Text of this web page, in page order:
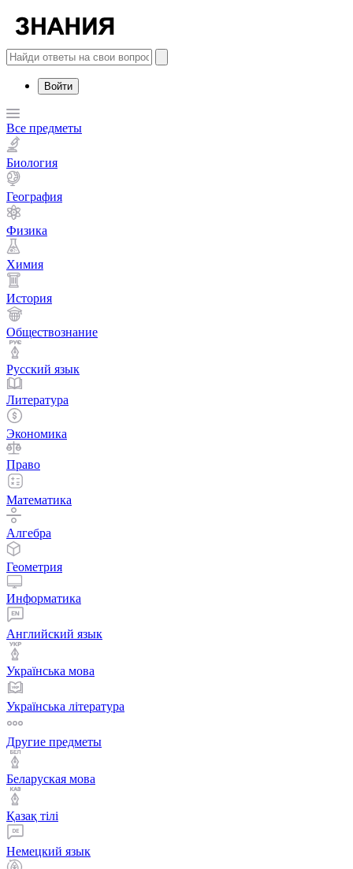
Войти
Все предметы
Биология
География
Физика
Химия
История
Обществознание
Русский язык
Литература
Экономика
Право
Математика
Алгебра
Геометрия
Информатика
Английский язык
Українська мова
Українська література
Другие предметы
Беларуская мова
Қазақ тiлi
Немецкий язык